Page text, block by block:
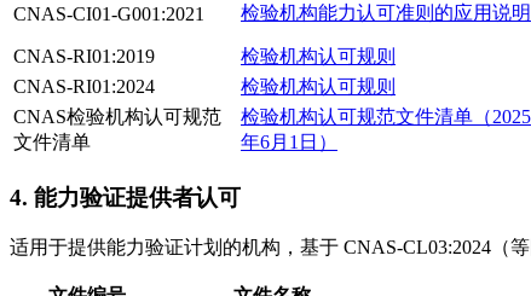
CNAS-CI01-G001:2021 检验机构能力认可准则的应用说明
CNAS-RI01:2019
检验机构认可规则
CNAS-RI01:2024
检验机构认可规则
CNAS检验机构认可规范
文件清单
检验机构认可规范文件清单（2025
年6月1日）
4. 能力验证提供者认可
适用于提供能力验证计划的机构，基于 CNAS-CL03:2024（